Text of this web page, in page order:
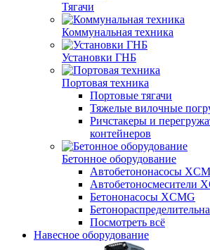
Тягачи
Коммунальная техника
Установки ГНБ
Портовая техника
Портовые тягачи
Тяжелые вилочные
Ричстакеры и
контейнеров
Бетонное оборудование
Автобетононасосы
Автобетоносмесители
Бетононасосы XCMG
Посмотреть всё
Навесное оборудование